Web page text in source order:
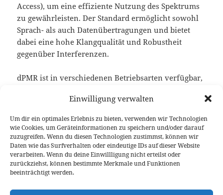
Einwilligung verwalten
Um dir ein optimales Erlebnis zu bieten, verwenden wir Technologien
wie Cookies, um Geräteinformationen zu speichern und/oder darauf
zuzugreifen. Wenn du diesen Technologien zustimmst, können wir
Daten wie das Surfverhalten oder eindeutige IDs auf dieser Website
verarbeiten. Wenn du deine Einwillligung nicht erteilst oder
zurückziehst, können bestimmte Merkmale und Funktionen
beeinträchtigt werden.
Access), um eine effiziente Nutzung des Spektrums
zu gewährleisten. Der Standard ermöglicht sowohl
Sprach- als auch Datenübertragungen und bietet
dabei eine hohe Klangqualität und Robustheit
gegenüber Interferenzen.
dPMR ist in verschiedenen Betriebsarten verfügbar,
(dPMR446) und komplexe Netzwerke mit Repeatern
©2020-20269V1LH/DG1BGSund DK5BS
Kontakt /Datenschutz